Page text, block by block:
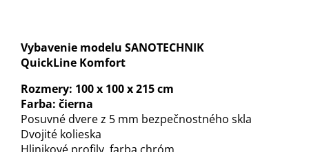
Vybavenie modelu SANOTECHNIK
QuickLine Komfort
Rozmery: 100 x 100 x 215 cm
Farba: čierna
Posuvné dvere z 5 mm bezpečnostného skla
Dvojité kolieska